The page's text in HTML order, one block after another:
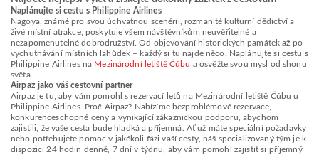
Naplánujte si cestu s Philippine Airlines
Nagoya, známé pro svou úchvatnou scenérii, rozmanité kulturní dědictví a
živé místní atrakce, poskytuje všem návštěvníkům neuvěřitelné a
nezapomenutelné dobrodružství. Od objevování historických památek až po
vychutnávání místních lahůdek – každý si tu najde něco. Naplánujte si cestu s
Philippine Airlines na Mezinárodní letiště Čúbu a osvěžte svou mysl od shonu
světa.
Airpaz jako váš cestovní partner
Airpaz je tu, aby vám pomohl s rezervací letů na Mezinárodní letiště Čúbu u
Philippine Airlines. Proč Airpaz? Nabízíme bezproblémové rezervace,
konkurenceschopné ceny a vynikající zákaznickou podporu, abychom
zajistili, že vaše cesta bude hladká a příjemná. Ať už máte speciální požadavky
nebo potřebujete pomoc v jakékoli fázi vaší cesty, náš specializovaný tým je k
dispozici 24 hodin denně, 7 dní v týdnu, aby vám pomohl zajistit si příjemný